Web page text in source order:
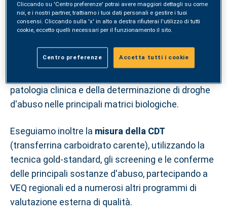
Nella sezione specialistica di farmaci e droghe
utilizziamo tecniche sofisticate e selettive quali la
cromatografia liquidao lagascromatografia
accoppiate alla spettrometria di massa,
patologia clinica e della determinazione di droghe
d'abuso nelle principali matrici biologiche.
Eseguiamo inoltre la misura della CDT
(transferrina carboidrato carente), utilizzando la
tecnica gold-standard, gli screening e le conferme
delle principali sostanze d'abuso, partecipando a
VEQ regionali ed a numerosi altri programmi di
valutazione esterna di qualità.
Cliccando su 'Centro preferenze' potrai avere maggiori dettagli su come
noi, e i nostri partner, trattiamo i tuoi dati personali e gestire i tuoi
consensi. Cliccando sulla 'x' in alto a destra rifiuterai l'utilizzo di tutti
cookie, eccetto quelli necessari per il funzionamento il sito.
Centro preferenze Accetta tutti i cookie